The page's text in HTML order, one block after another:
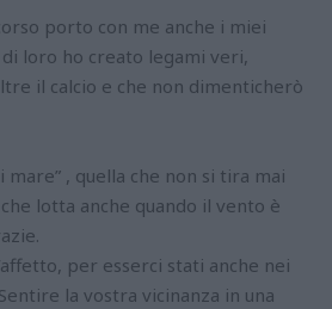
porto con me anche i miei
di loro ho creato legami veri,
il calcio e che non dimenticherò
mare” , quella che non si tira mai
lotta anche quando il vento è
per esserci stati anche nei
la vostra vicinanza in una